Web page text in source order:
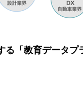
「教育データプ